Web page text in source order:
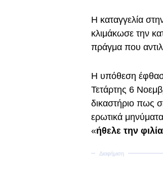
Η καταγγελία
κλιμάκωσε την
πράγμα που
Η υπόθεση
Τετάρτης 6
δικαστήριο πως
ερωτικά
«ήθελε την